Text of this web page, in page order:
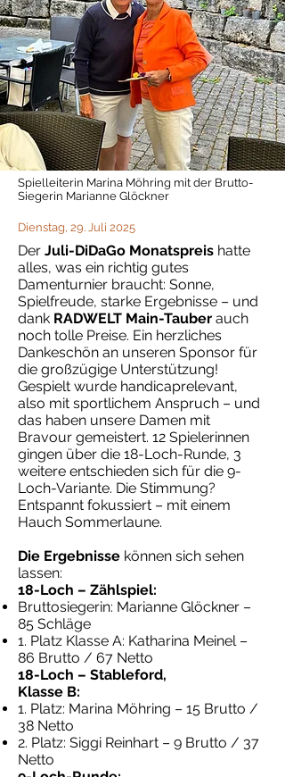
Spielleiterin Marina Möhring mit der Brutto-
Siegerin Marianne Glöckner
Dienstag, 29. Juli 2025
Der Juli-DiDaGo Monatspreis hatte
alles, was ein richtig gutes
Damenturnier braucht: Sonne,
Spielfreude, starke Ergebnisse – und
dank RADWELT Main-Tauber auch
noch tolle Preise. Ein herzliches
Dankeschön an unseren Sponsor für
die großzügige Unterstützung!
Gespielt wurde handicaprelevant,
also mit sportlichem Anspruch – und
das haben unsere Damen mit
Bravour gemeistert. 12 Spielerinnen
gingen über die 18-Loch-Runde, 3
weitere entschieden sich für die 9-
Loch-Variante. Die Stimmung?
Entspannt fokussiert – mit einem
Hauch Sommerlaune.
Die Ergebnisse können sich sehen
lassen:
18-Loch – Zählspiel:
Bruttosiegerin: Marianne Glöckner –
85 Schläge
1. Platz Klasse A: Katharina Meinel –
86 Brutto / 67 Netto
18-Loch – Stableford,
Klasse B:
1. Platz: Marina Möhring – 15 Brutto /
38 Netto
2. Platz: Siggi Reinhart – 9 Brutto / 37
Netto